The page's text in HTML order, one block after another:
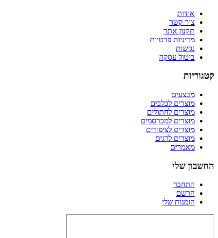
אודות
צור קשר
תקנון אתר
מדיניות פרטיות
נגישות
ביטול עסקה
קטגוריות
מבצעים
מוצרים לכלבים
מוצרים לחתולים
מוצרים למכרסמים
מוצרים לציפורים
מוצרים לדגים
מאמרים
החשבון שלי
התחבר
הרשם
הזמנות שלי